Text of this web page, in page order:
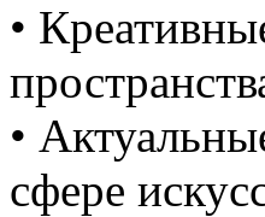
•
•
сфере